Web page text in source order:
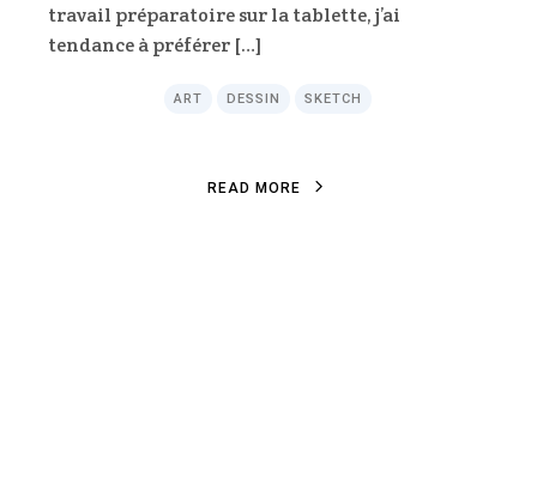
travail préparatoire sur la tablette, j’ai
tendance à préférer […]
ART DESSIN SKETCH
R EA D M O R E